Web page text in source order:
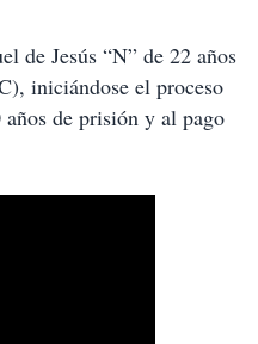
de Jesús “N” de 22 años
iniciándose el proceso
de prisión y al pago